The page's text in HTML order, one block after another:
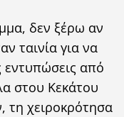
δεν ξέρω αν
ταινία για να
εντυπώσεις από
στου Κεκάτου
τη χειροκρότησα